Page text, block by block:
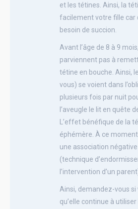
et les tétines. Ainsi, la
facilement votre fille car
besoin de succion.
Avant l’âge de 8 à 9
parviennent pas à
tétine en bouche. Ainsi,
vous) se voient dans
plusieurs fois par nuit
l’aveugle le lit en quête
L’effet bénéfique de la
éphémère. À ce
une association
(technique
l’intervention d’un
Ainsi, demandez-vous
qu’elle continue à